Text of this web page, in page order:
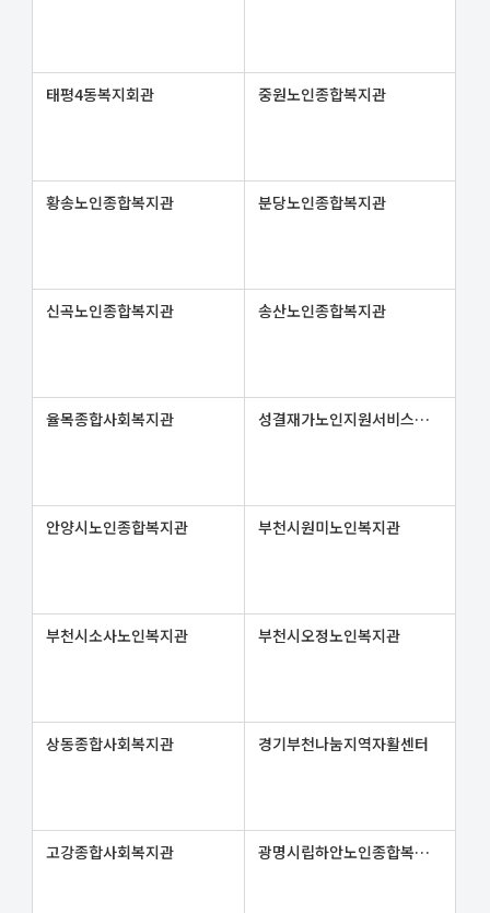
태평4동복지회관 중원노인종합복지관
황송노인종합복지관 분당노인종합복지관
신곡노인종합복지관 송산노인종합복지관
율목종합사회복지관 성결재가노인지원서비스센터
안양시노인종합복지관 부천시원미노인복지관
부천시소사노인복지관 부천시오정노인복지관
상동종합사회복지관 경기부천나눔지역자활센터
고강종합사회복지관 광명시립하안노인종합복지관